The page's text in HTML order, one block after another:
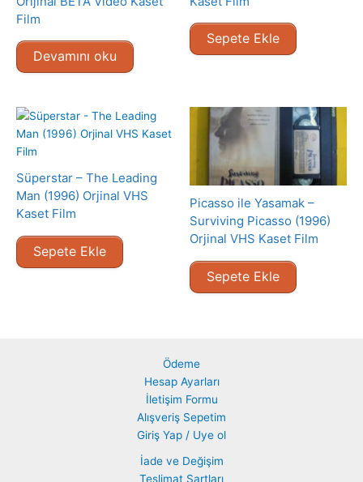
Film
Devamını oku
Sepete Ekle
Süperstar – The Leading
Man (1996) Orjinal VHS
Kaset Film
Sepete Ekle
Picasso ile Yasamak –
Surviving Picasso (1996)
Orjinal VHS Kaset Film
Sepete Ekle
Ödeme
Hesap Ayarları
İletişim Formu
Alışveriş Sepetim
Giriş Yap / Uye ol
İade ve Değişim
Teslimat Şartları